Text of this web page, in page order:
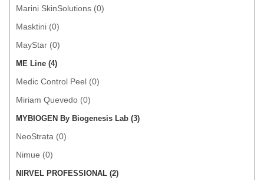
Marini SkinSolutions (0)
Masktini (0)
MayStar (0)
ME Line (4)
Medic Control Peel (0)
Miriam Quevedo (0)
MYBIOGEN By Biogenesis Lab (3)
NeoStrata (0)
Nimue (0)
NIRVEL PROFESSIONAL (2)